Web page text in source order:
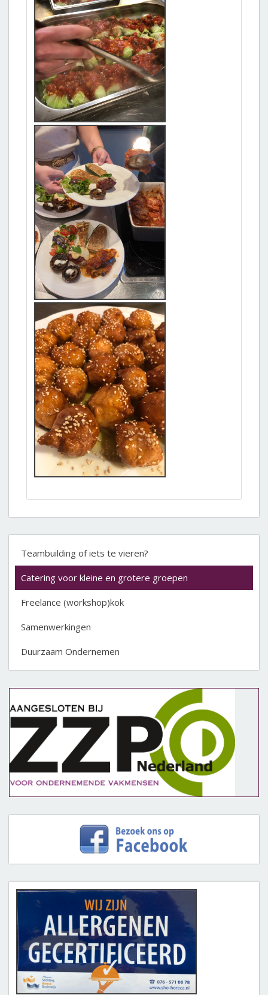
Teambuilding of iets te vieren?
Catering voor kleine en grotere groepen
Freelance (workshop)kok
Samenwerkingen
Duurzaam Ondernemen